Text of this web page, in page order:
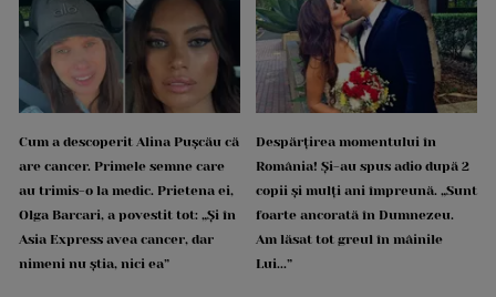
Cum a descoperit Alina Pușcău că
are cancer. Primele semne care
au trimis-o la medic. Prietena ei,
Olga Barcari, a povestit tot: „Și în
Asia Express avea cancer, dar
nimeni nu știa, nici ea”
Despărțirea momentului în
România! Și-au spus adio după 2
copii și mulți ani împreună. „Sunt
foarte ancorată în Dumnezeu.
Am lăsat tot greul în mâinile
Lui...”